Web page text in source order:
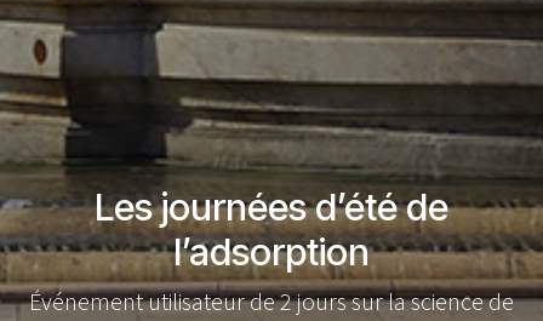
Les journées d’été de
l’adsorption
Événement utilisateur de 2 jours sur la science de